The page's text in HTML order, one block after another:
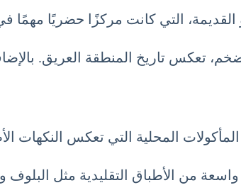
التي كانت مركزًا حضريًا مهمًا
تعكس تاريخ المنطقة العريق.
المحلية التي تعكس النكهات
من الأطباق التقليدية مثل البلوف